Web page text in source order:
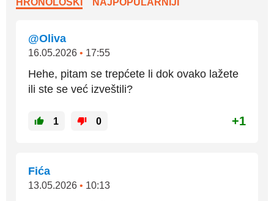
HRONOLOŠKI NAJPOPULARNIJI
@Oliva
16.05.2026 • 17:55
Hehe, pitam se trepćete li dok ovako lažete
ili ste se već izveštili?
1 0 +1
Fića
13.05.2026 • 10:13